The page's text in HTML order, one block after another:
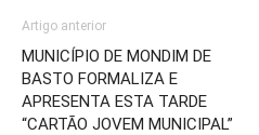
Artigo anterior
MUNICÍPIO DE MONDIM DE
BASTO FORMALIZA E
APRESENTA ESTA TARDE
“CARTÃO JOVEM MUNICIPAL”